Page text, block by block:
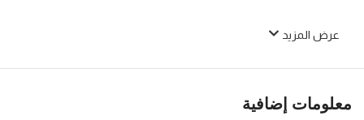
عرض المزيد
معلومات إضافية